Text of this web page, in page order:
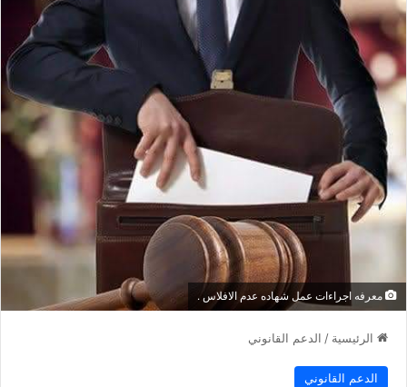
معرفه اجراءات عمل شهاده عدم الافلاس .
الرئيسية / الدعم القانوني
الدعم القانوني